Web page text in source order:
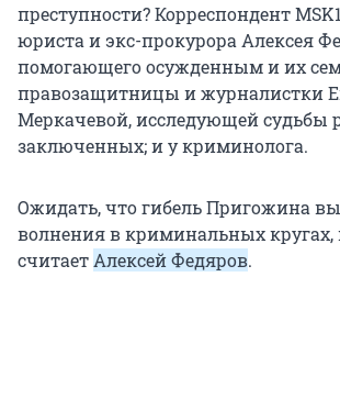
преступности? Корреспондент
юриста и экс-прокурора Алексея
помогающего осужденным и их
правозащитницы и журналистки
Меркачевой, исследующей судьбы
заключенных; и у криминолога.
Ожидать, что гибель Пригожина
волнения в криминальных кругах,
считает Алексей Федяров.